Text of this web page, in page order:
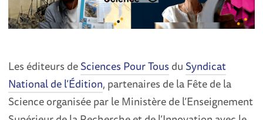
Les éditeurs deSciences Pour Tous du Syndicat
National de l’Édition, partenaires de la Fête de la
Science organisée par le Ministère de l’Enseignement